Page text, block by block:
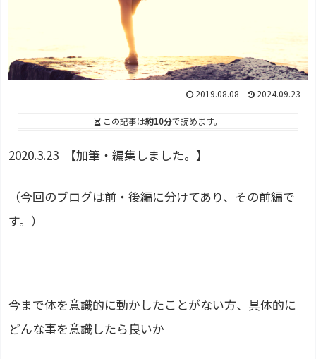
2019.08.08 2024.09.23
この記事は約10分で読めます。
2020.3.23 【加筆・編集しました。】
（今回のブログは前・後編に分けてあり、その前編で
す。）
今まで体を意識的に動かしたことがない方、具体的に
どんな事を意識したら良いか